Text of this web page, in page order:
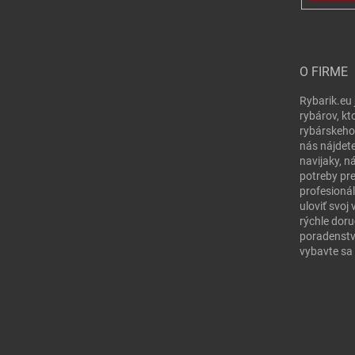
O FIRME
Rybarik.eu
rybárov,
nás
navijaky,
potreby
uloviť svoj
rýchle
vybavte sa